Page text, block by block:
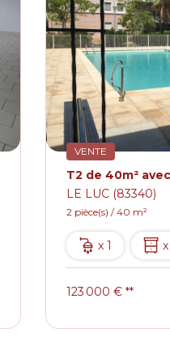
VENTE
LE LUC (83340)
2 pièce(s) / 40 m²
x 1
123 000 € **